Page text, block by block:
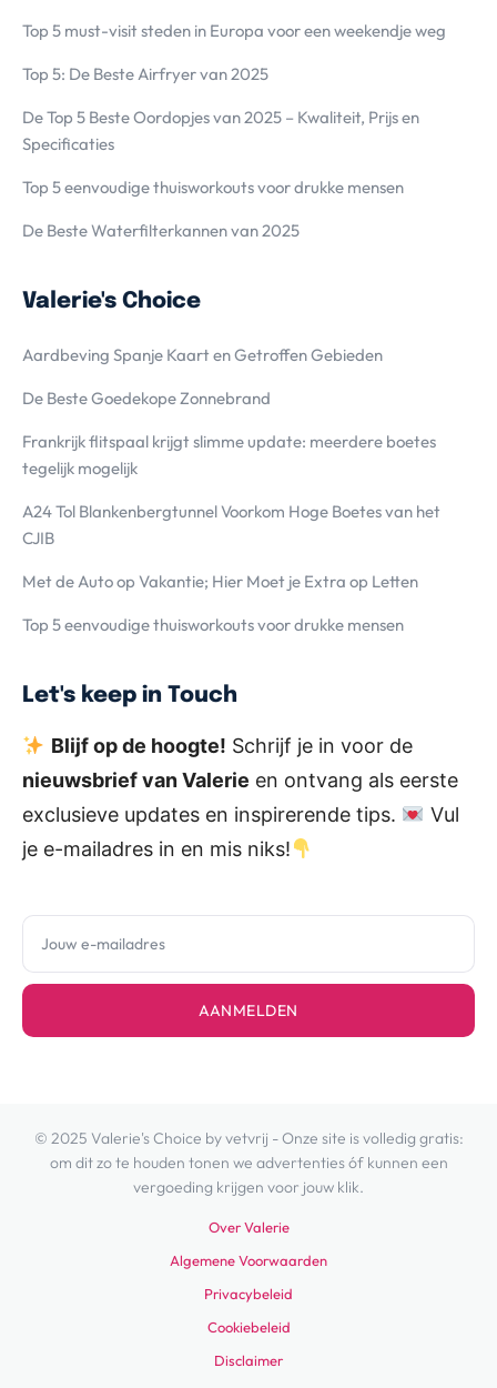
Top 5 must-visit steden in Europa voor een weekendje weg
Top 5: De Beste Airfryer van 2025
De Top 5 Beste Oordopjes van 2025 – Kwaliteit, Prijs en
Specificaties
Top 5 eenvoudige thuisworkouts voor drukke mensen
De Beste Waterfilterkannen van 2025
Valerie's Choice
Aardbeving Spanje Kaart en Getroffen Gebieden
De Beste Goedekope Zonnebrand
Frankrijk flitspaal krijgt slimme update: meerdere boetes
tegelijk mogelijk
A24 Tol Blankenbergtunnel Voorkom Hoge Boetes van het
CJIB
Met de Auto op Vakantie; Hier Moet je Extra op Letten
Top 5 eenvoudige thuisworkouts voor drukke mensen
Let's keep in Touch
Blijf op de hoogte! Schrijf je in voor de
nieuwsbrief van Valerie en ontvang als eerste
exclusieve updates en inspirerende tips.
Vul
je e-mailadres in en mis niks!
AANMELDEN
© 2025 Valerie's Choice by vetvrij - Onze site is volledig gratis:
om dit zo te houden tonen we advertenties óf kunnen een
vergoeding krijgen voor jouw klik.
Over Valerie
Algemene Voorwaarden
Privacybeleid
Cookiebeleid
Disclaimer